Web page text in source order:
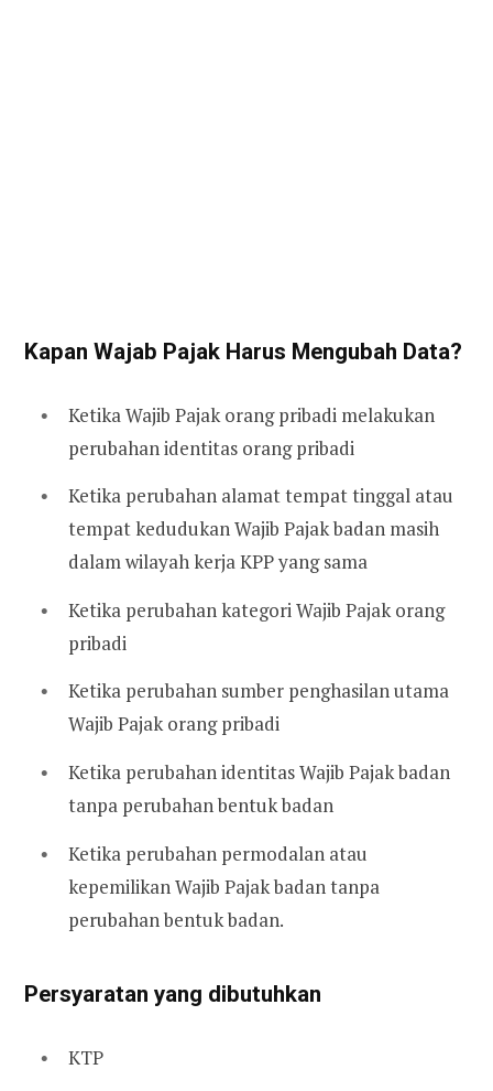
Kapan Wajab Pajak Harus Mengubah Data?
Ketika Wajib Pajak orang pribadi melakukan
perubahan identitas orang pribadi
Ketika perubahan alamat tempat tinggal atau
tempat kedudukan Wajib Pajak badan masih
dalam wilayah kerja KPP yang sama
Ketika perubahan kategori Wajib Pajak orang
pribadi
Ketika perubahan sumber penghasilan utama
Wajib Pajak orang pribadi
Ketika perubahan identitas Wajib Pajak badan
tanpa perubahan bentuk badan
Ketika perubahan permodalan atau
kepemilikan Wajib Pajak badan tanpa
perubahan bentuk badan.
Persyaratan yang dibutuhkan
KTP